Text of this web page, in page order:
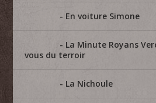
En voiture Simone
La Minute Royans
vous du terroir
La Nichoule